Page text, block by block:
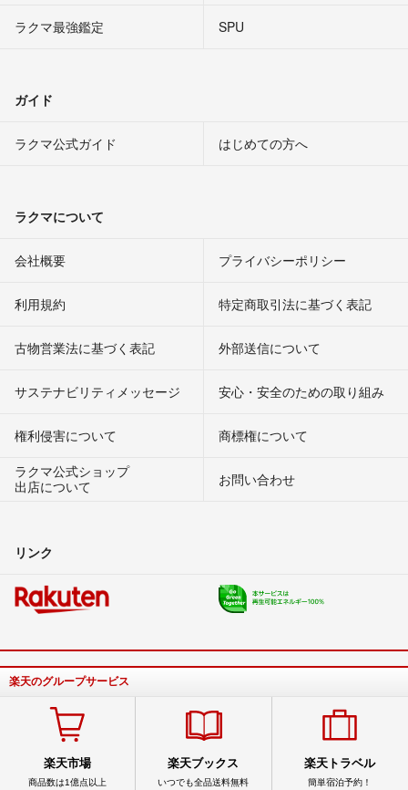
ラクマ最強鑑定
SPU
ガイド
ラクマ公式ガイド はじめての方へ
ラクマについて
会社概要 プライバシーポリシー
利用規約 特定商取引法に基づく表記
古物営業法に基づく表記 外部送信について
サステナビリティメッセージ 安心・安全のための取り組み
権利侵害について
商標権について
ラクマ公式ショップ
出店について
お問い合わせ
リンク
楽天のグループサービス
楽天市場
商品数は1億点以上
楽天ブックス
いつでも全品送料無料
楽天トラベル
簡単宿泊予約！